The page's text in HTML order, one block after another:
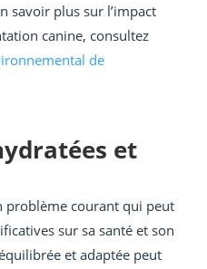
savoir plus sur l’impact
canine, consultez
de
et
problème courant qui peut
sur sa santé et son
et adaptée peut